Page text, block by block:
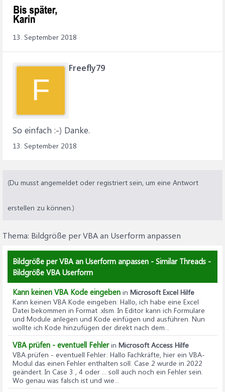
13. September 2018
F
Freefly79
So einfach :-) Danke.
13. September 2018
(Du musst angemeldet oder registriert sein, um eine Antwort
erstellen zu können.)
Thema: Bildgröße per VBA an Userform anpassen
Bildgröße per VBA an Userform anpassen - Similar Threads -
Bildgröße VBA Userform
Kann keinen VBA Kode eingeben in Microsoft Excel Hilfe
Kann keinen VBA Kode eingeben: Hallo, ich habe eine Excel
Datei bekommen in Format .xlsm. In Editor kann ich Formulare
und Module anlegen und Kode einfügen und ausführen. Nun
wollte ich Kode hinzufügen der direkt nach dem...
VBA prüfen - eventuell Fehlerin Microsoft Access Hilfe
VBA prüfen - eventuell Fehler: Hallo Fachkräfte, hier ein VBA-
Modul das einen Fehler enthalten soll. Case 2 wurde in 2022
geändert. In Case 3 , 4 oder ... soll auch noch ein Fehler sein.
Wo genau was falsch ist und wie...